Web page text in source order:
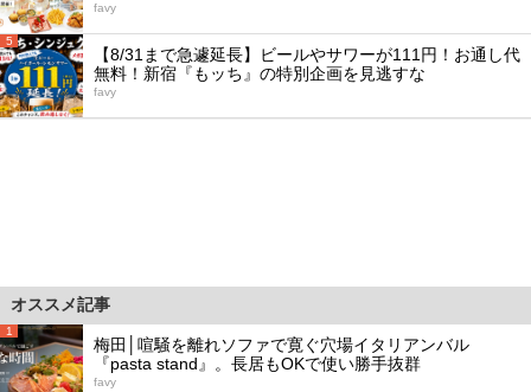
favy
5
【8/31まで急遽延長】ビールやサワーが111円！お通し代
無料！新宿『もッち』の特別企画を見逃すな
favy
オススメ記事
1
梅田│喧騒を離れソファで寛ぐ穴場イタリアンバル
『pasta stand』。長居もOKで使い勝手抜群
favy